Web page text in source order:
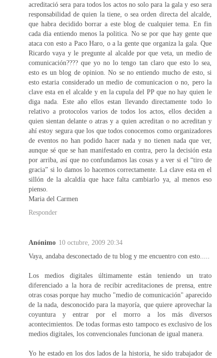
acreditació sera para todos los actos no solo para la gala y eso sera
responsabilidad de quien la tiene, o sea orden directa del alcalde,
que habra decidido borrar a este blog de cualquier tema. En fin
cada dia entiendo menos la politica. No se por que hay gente que
ataca con esto a Paco Haro, o a la gente que organiza la gala. Que
Ricardo vaya y le pregunte al alcalde por que veta, un medio de
comunicación???? que yo no lo tengo tan claro que esto lo sea,
esto es un blog de opinion. No se no entiendo mucho de esto, si
esto estaria considerado un medio de comunicacion o no, pero la
clave esta en el alcalde y en la cupula del PP que no hay quien le
diga nada. Este año ellos estan llevando directamente todo lo
relativo a protocolos varios de todos los actos, ellos deciden a
quien sientan delante o atras y a quien acreditan o no acreditan y
ahí estoy segura que los que todos conocemos como organizadores
de eventos no han podido hacer nada y no tienen nada que ver,
aunque sé que se han manifestado en contra, pero la decisión esta
por arriba, así que no confundamos las cosas y a ver si el “tiro de
gracia” si lo damos lo hacemos correctamente. La clave esta en el
sillón de la alcaldía que hace falta cambiarlo ya, al menos eso
pienso.
Maria del Carmen
Responder
Anónimo 10 octubre, 2009 20:34
Vaya, andaba desconectado de tu blog y me encuentro con esto.....
Los medios digitales últimamente están teniendo un trato
diferenciado a la hora de recibir acreditaciones de prensa, entre
otras cosas porque hay mucho "medio de comunicación" aparecido
de la nada, desconocido para la mayoría, que quiere aprovechar la
coyuntura y entrar por el morro a los más diversos
acontecimientos. De todas formas esto tampoco es exclusivo de los
medios digitales, los convencionales funcionan de igual manera.
Yo he estado en los dos lados de la historia, he sido trabajador de